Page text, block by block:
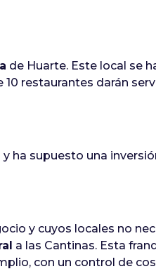
de Huarte. Este local se
restaurantes darán
ha supuesto una
y cuyos locales no
a las Cantinas. Esta
con un control de